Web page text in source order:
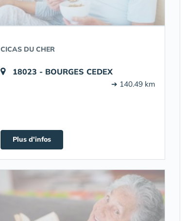
CICAS DU CHER
18023 - BOURGES CEDEX
➔ 140.49 km
Plus d'infos